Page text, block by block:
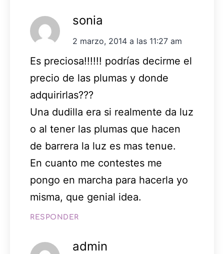
sonia
2 marzo, 2014 a las 11:27 am
Es preciosa!!!!!! podrías decirme el
precio de las plumas y donde
adquirirlas???
Una dudilla era si realmente da luz
o al tener las plumas que hacen
de barrera la luz es mas tenue.
En cuanto me contestes me
pongo en marcha para hacerla yo
misma, que genial idea.
RESPONDER
admin